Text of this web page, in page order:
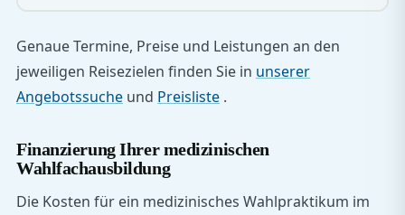
Genaue Termine, Preise und Leistungen an den
jeweiligen Reisezielen finden Sie in unserer
Angebotssuche und Preisliste .
Finanzierung Ihrer medizinischen
Wahlfachausbildung
Die Kosten für ein medizinisches Wahlpraktikum im